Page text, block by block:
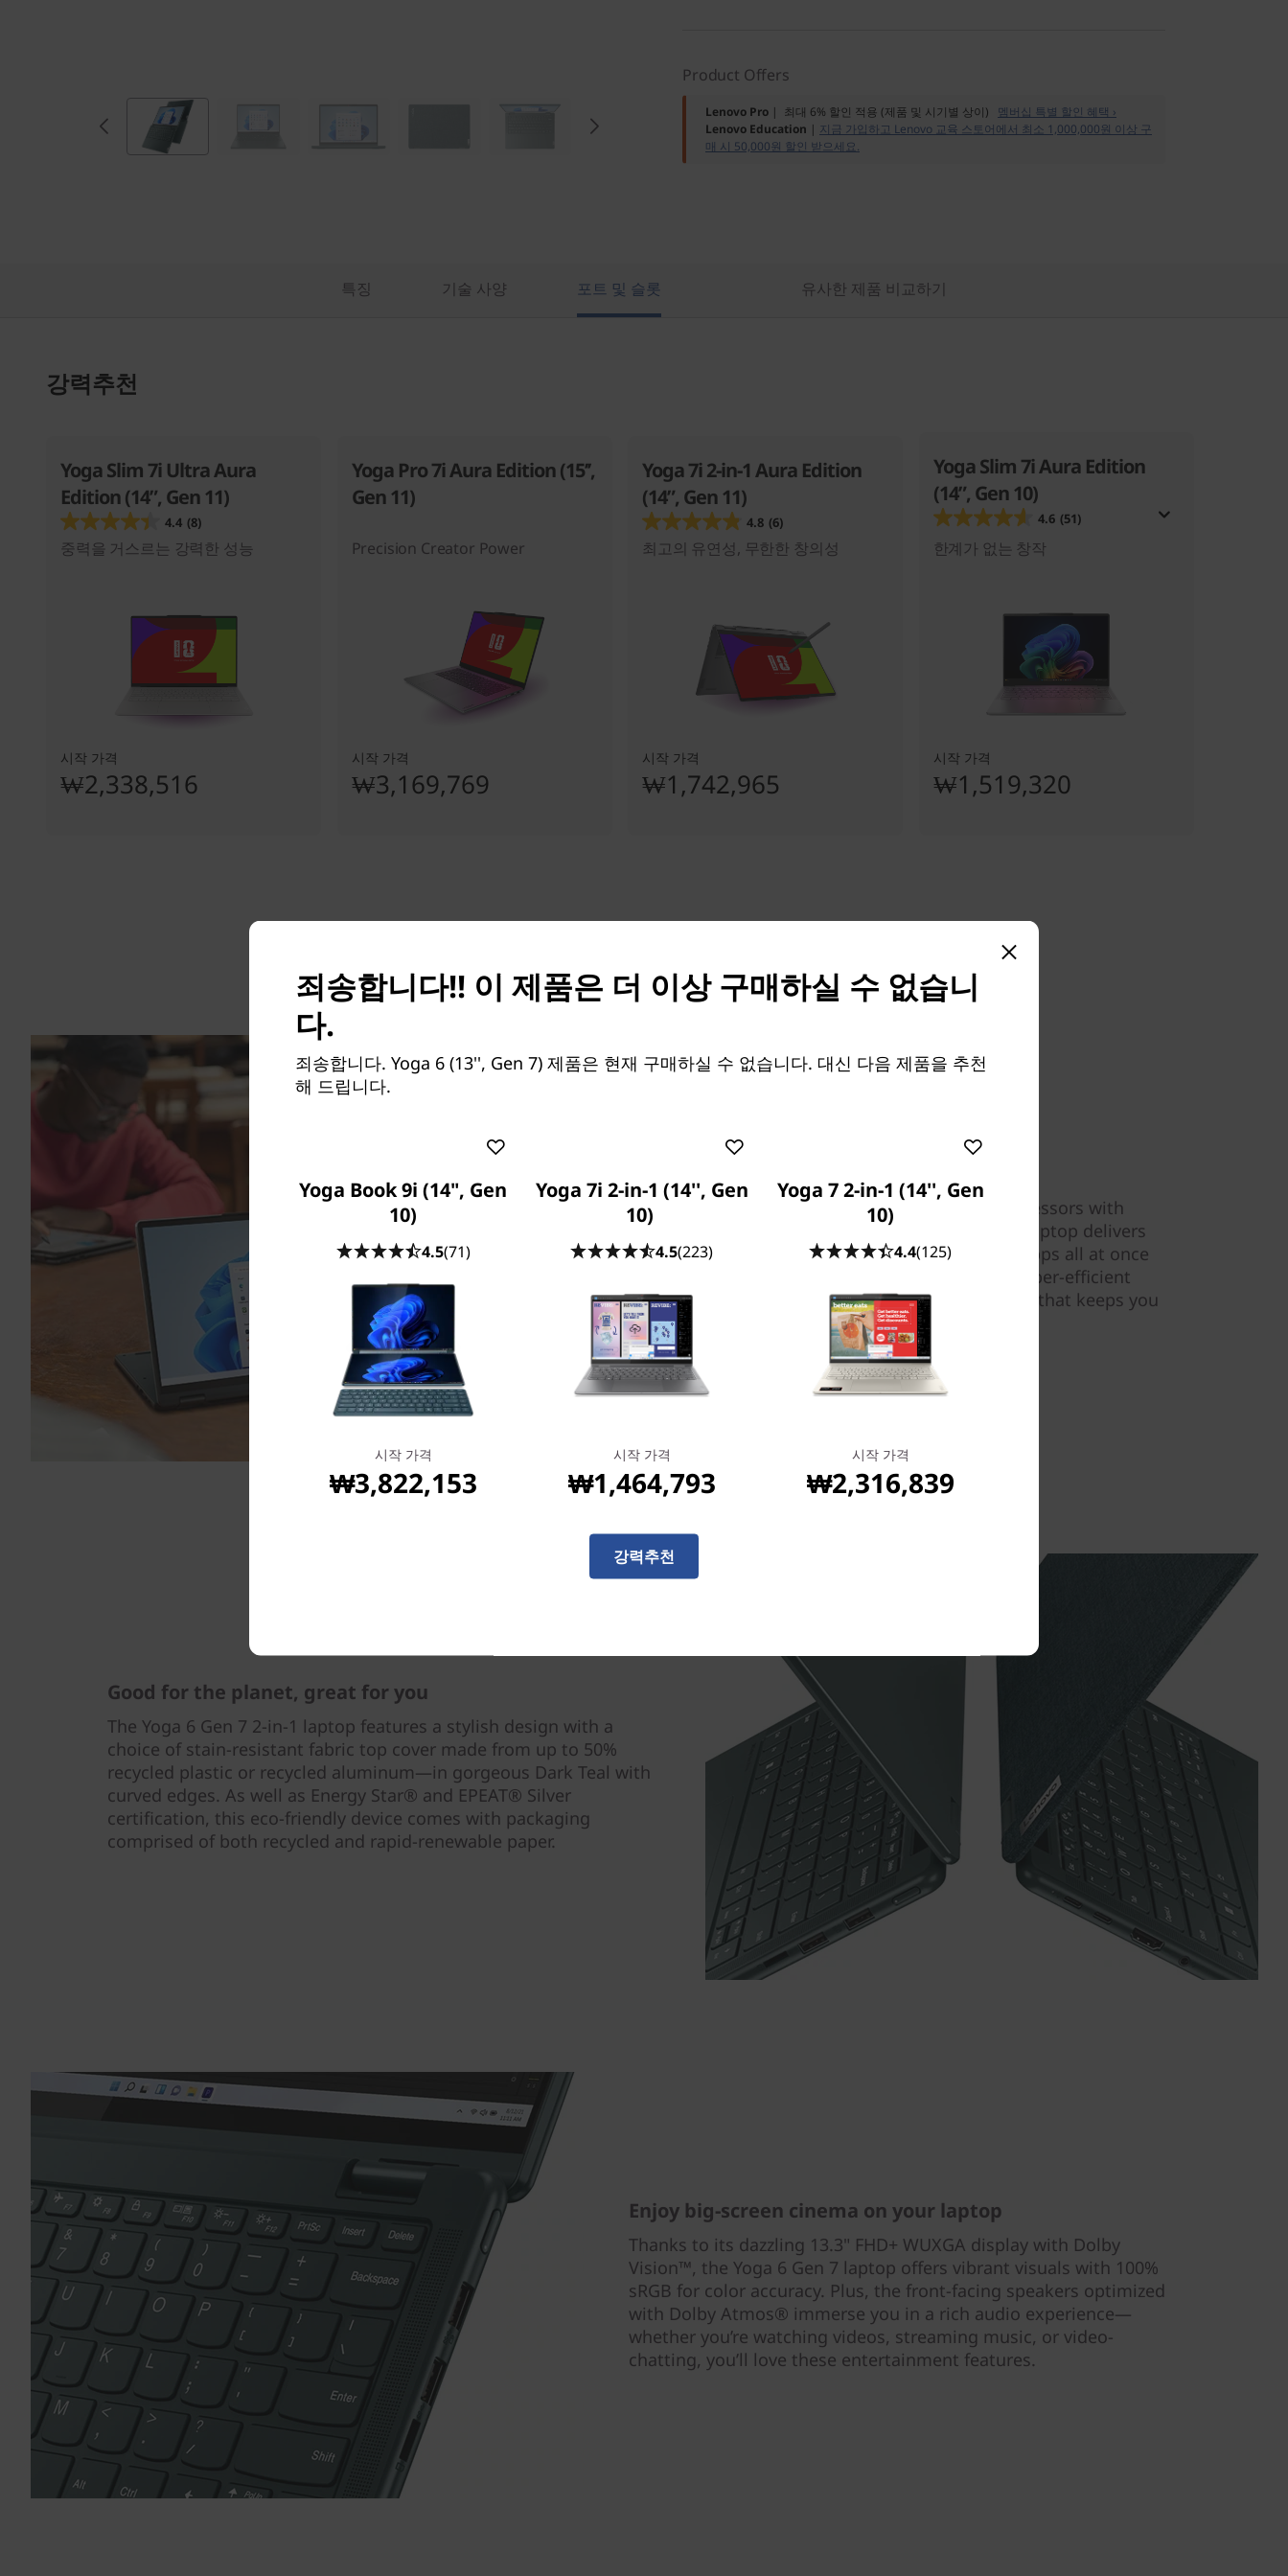
Product Offers
Lenovo Pro | 최대 6% 할인 적용 (제품 및 시기별 상이) 멤버십 특별 할인 혜택 ›
Lenovo Education | 지금 가입하고 Lenovo 교육 스토어에서 최소 1,000,000원 이상 구
매 시 50,000원 할인 받으세요.
특징 기술 사양 포트 및 슬롯 유사한 제품 비교하기
강력추천
Yoga Slim 7i Ultra Aura
Edition (14”, Gen 11)
4.4 (8)
중력을 거스르는 강력한 성능
시작 가격
₩2,338,516
Yoga Pro 7i Aura Edition (15’’,
Gen 11)
Precision Creator Power
시작 가격
₩3,169,769
Yoga 7i 2-in-1 Aura Edition
(14”, Gen 11)
4.8 (6)
최고의 유연성, 무한한 창의성
시작 가격
₩1,742,965
Yoga Slim 7i Aura Edition
(14”, Gen 10)
4.6 (51)
한계가 없는 창작
시작 가격
₩1,519,320
Powered by AMD Ryzen™ 5000 Series Mobile Processors with
Radeon™ graphics, the Yoga 6 Gen 7 convertible laptop delivers
infinite possibilities. Run your most demanding apps all at once
with lightning-fast responsiveness. Experience hyper-efficient
battery life thanks to industry-leading technology that keeps you
productive and entertained anywhere.
Good for the planet, great for you
The Yoga 6 Gen 7 2-in-1 laptop features a stylish design with a
choice of stain-resistant fabric top cover made from up to 50%
recycled plastic or recycled aluminum—in gorgeous Dark Teal with
curved edges. As well as Energy Star® and EPEAT® Silver
certification, this eco-friendly device comes with packaging
comprised of both recycled and rapid-renewable paper.
Enjoy big-screen cinema on your laptop
Thanks to its dazzling 13.3" FHD+ WUXGA display with Dolby
Vision™, the Yoga 6 Gen 7 laptop offers vibrant visuals with 100%
sRGB for color accuracy. Plus, the front-facing speakers optimized
with Dolby Atmos® immerse you in a rich audio experience—
whether you’re watching videos, streaming music, or video-
chatting, you’ll love these entertainment features.
죄송합니다!! 이 제품은 더 이상 구매하실 수 없습니
다.
죄송합니다. Yoga 6 (13'', Gen 7) 제품은 현재 구매하실 수 없습니다. 대신 다음 제품을 추천
해 드립니다.
Yoga Book 9i (14", Gen
10)
4.5(71)
시작 가격
₩3,822,153
Yoga 7i 2-in-1 (14'', Gen
10)
4.5(223)
시작 가격
₩1,464,793
Yoga 7 2-in-1 (14'', Gen
10)
4.4(125)
시작 가격
₩2,316,839
강력추천